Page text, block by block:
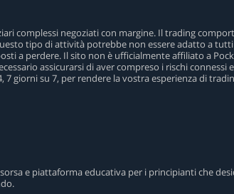
complessi negoziati con margine. Il trading
tipo di attività potrebbe non essere adatto a
a perdere. Il sito non è ufficialmente affiliato a
assicurarsi di aver compreso i rischi connessi
giorni su 7, per rendere la vostra esperienza di
e piattaforma educativa per i principianti che